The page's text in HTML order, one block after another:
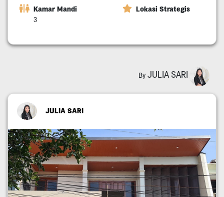
Kamar Mandi
3
Lokasi Strategis
By JULIA SARI
JULIA SARI